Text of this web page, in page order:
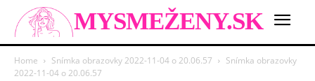
MYSMEŽENY.SK
Home Snímka obrazovky 2022-11-04 o 20.06.57
Snímka obrazovky
2022-11-04 o 20.06.57